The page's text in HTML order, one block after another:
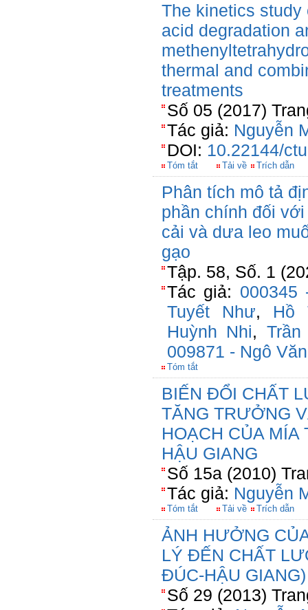
The kinetics study
acid degradation
thermal and
treatments
Số 05 (2017)
Tác giả: Nguyễn
DOI: 10.22144/
Tóm tắt Tải về Trích dẫn
Phân tích mô tả
phần chính đối
cải và dưa leo
gạo
Tập. 58, Số. 1
Tác giả: 000345
Tuyết Như, Hồ
Huỳnh Nhi,
009871 - Ngô
Tóm tắt
BIẾN ĐỔI CHẤT
TĂNG TRƯỞNG
HOẠCH CỦA MÍA
HẬU GIANG
Số 15a (2010)
Tác giả: Nguyễn
Tóm tắt Tải về Trích dẫn
ẢNH HƯỞNG
LÝ ĐẾN CHẤT
ĐÚC-HẬU GIANG)
Số 29 (2013)